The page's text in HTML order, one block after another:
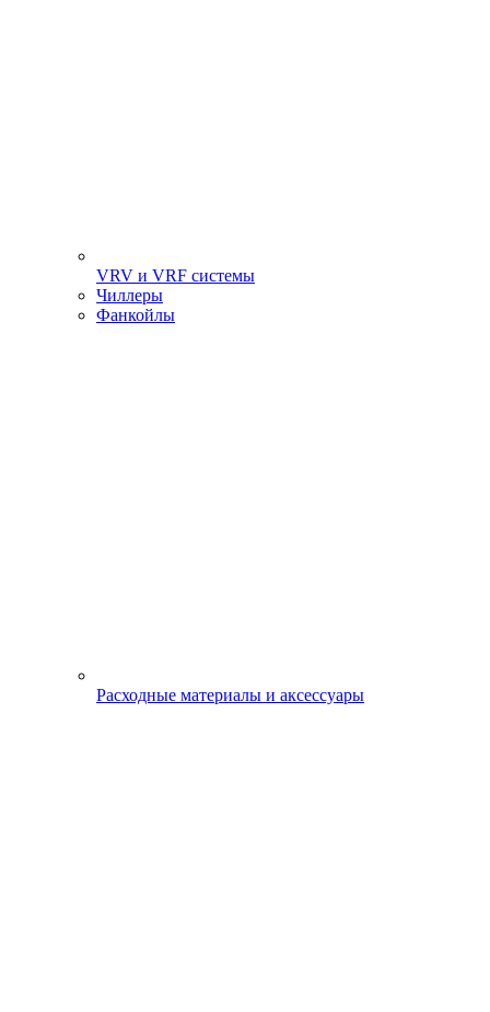
VRV и VRF системы
Чиллеры
Фанкойлы
Расходные материалы и аксессуары